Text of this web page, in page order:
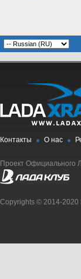
Контакты О нас
Проект Официального
Copyrights © 2014-2020